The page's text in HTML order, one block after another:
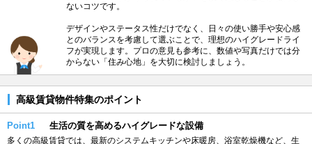
ないコツです。
デザインやステータス性だけでなく、日々の使い勝手や安心感
とのバランスを考慮して選ぶことで、理想のハイグレードライ
フが実現します。プロの意見も参考に、数値や写真だけでは分
からない「住み心地」を大切に検討しましょう。
高級賃貸物件特集のポイント
Point1 生活の質を高めるハイグレードな設備
多くの高級賃貸では、最新のシステムキッチンや床暖房、浴室乾燥機など、生